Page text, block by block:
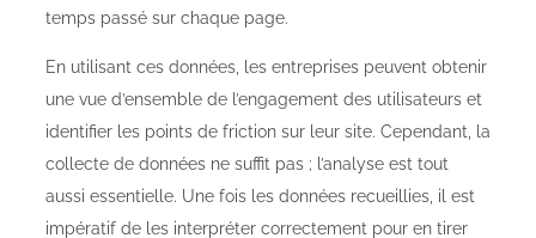
temps passé sur chaque page.
En utilisant ces données, les entreprises peuvent obtenir
une vue d’ensemble de l’engagement des utilisateurs et
identifier les points de friction sur leur site. Cependant, la
collecte de données ne suffit pas ; l’analyse est tout
aussi essentielle. Une fois les données recueillies, il est
impératif de les interpréter correctement pour en tirer